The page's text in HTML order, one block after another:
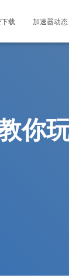
载 加速器动态
你